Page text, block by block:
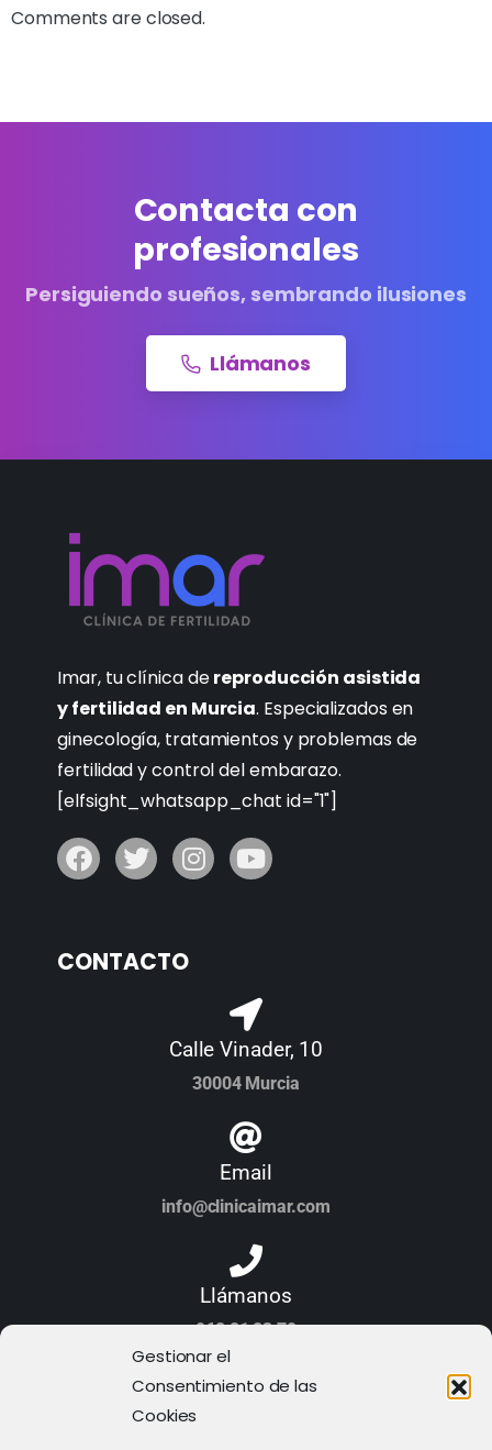
Gestionar el
Consentimiento de las
Cookies
Comments are closed.
Contacta con
profesionales
Persiguiendo sueños, sembrando ilusiones
Llámanos
Imar, tu clínica dereproducción asistida
y fertilidad en Murcia. Especializados en
ginecología, tratamientos y problemas de
fertilidad y control del embarazo.
[elfsight_whatsapp_chat id="1"]
CONTACTO
Calle Vinader, 10
30004 Murcia
Email
info@clinicaimar.com
Llámanos
968 21 23 70